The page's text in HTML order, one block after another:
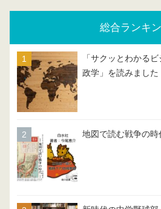
総合ランキ
「サクッとわかる
政学」を読みました
地図で読む戦争の